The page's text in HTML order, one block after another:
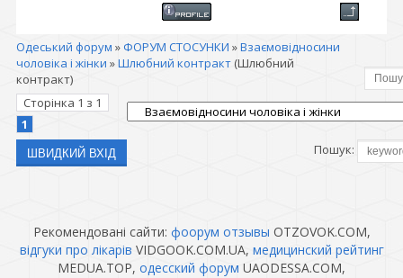
Одеський форум » ФОРУМ СТОСУНКИ »Взаємовідносини
чоловіка і жінки »Шлюбний контракт (Шлюбний
контракт)
Сторінка 1 з 1
1
Пошук:
Рекомендовані сайти: фоорум отзывы OTZOVOK.COM,
відгуки про лікарів VIDGOOK.COM.UA, медицинский рейтинг
MEDUA.TOP, одесский форум UAODESSA.COM,